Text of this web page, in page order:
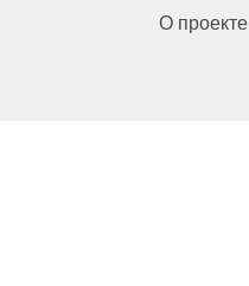
О проекте